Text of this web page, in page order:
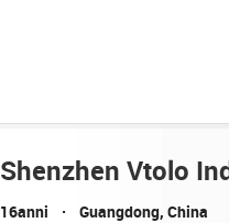
Shenzhen Vtolo
16anni Guangdong, China